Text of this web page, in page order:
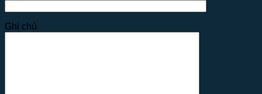
Ghi chú